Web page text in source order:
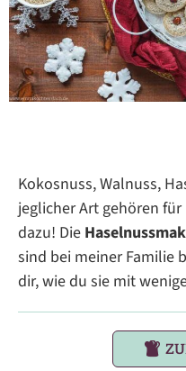
Kokosnuss, Walnuss,
jeglicher Art gehören
dazu! Die
sind bei meiner Familie
dir, wie du sie mit